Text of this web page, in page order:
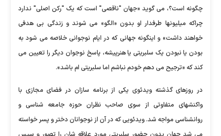
چگونه است؟، می گوید «جهان "ناقصی" است که یک "رکن اصلی" ندارد
چراکه میلیونها طرفدار او بدون «الگو» می شوند و زندگی بی هدفی
خواهند داشت» و اینگونه جهانی که در ایام نوجوانی خلاصه می شود به
بودن یا نبودن یک سلبریتی یا هنرپیشه، پاسخ نوجوان دیگر را تعیین می
کند که «ترجیح می دهم خودم نباشم اما سلبریتی ام باشد».
در روزهای گذشته ویدئوی یکی از برنامه سازان در فضای مجازی با
واکنشهای متفاوتی از سوی صاحب نظران حوزه جامعه شناسی و
روانشناسی مواجه شد. ویدئویی که در آن از نوجوانان دختر و پسر خواسته